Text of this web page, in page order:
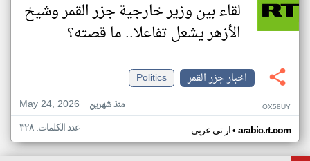
لقاء بين وزير خارجية جزر القمر وشيخ
الأزهر يشعل تفاعلا.. ما قصته؟
اخبار جزر القمر
Politics
May 24, 2026
منذ شهرين OX58UY
ار تي عربي• arabic.rt.com عدد الكلمات: ٣٢٨